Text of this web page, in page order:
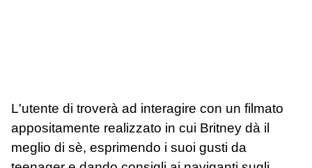
L'utente di troverà ad interagire con un filmato
appositamente realizzato in cui Britney dà il
meglio di sè, esprimendo i suoi gusti da